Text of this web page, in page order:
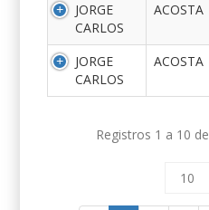
JORGE
CARLOS
ACOSTA
JORGE
CARLOS
ACOSTA
Registros 1 a 10 de